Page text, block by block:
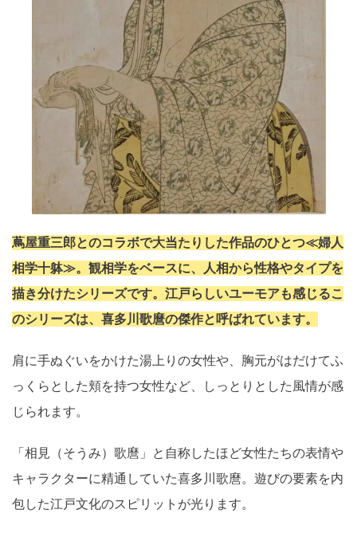
蔦屋重三郎とのコラボで大当たりした作品のひとつ≪婦人
相学十躰≫。観相学をベースに、人相から性格やタイプを
描き分けたシリーズです。江戸らしいユーモアも感じるこ
のシリーズは、喜多川歌麿の傑作と呼ばれています。
肩に手ぬぐいをかけた湯上りの女性や、胸元がはだけてふ
っくらとした頬を持つ女性など、しっとりとした風情が感
じられます。
「相見（そうみ）歌麿」と自称したほど女性たちの表情や
キャラクターに精通していた喜多川歌麿。遊びの要素を内
包した江戸文化のスピリットが光ります。